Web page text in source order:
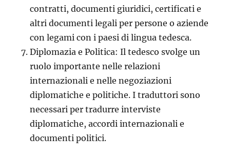
contratti, documenti giuridici, certificati e
altri documenti legali per persone o aziende
con legami con i paesi di lingua tedesca.
Diplomazia e Politica: Il tedesco svolge un
ruolo importante nelle relazioni
internazionali e nelle negoziazioni
diplomatiche e politiche. I traduttori sono
necessari per tradurre interviste
diplomatiche, accordi internazionali e
documenti politici.